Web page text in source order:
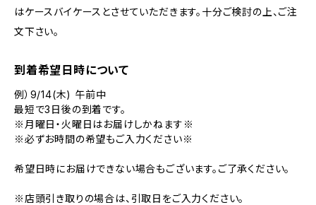
はケースバイケースとさせていただきます。十分ご検討の上、ご注
文下さい。
到着希望日時について
例）9/14(木) 午前中
最短で3日後の到着です。
※月曜日・火曜日はお届けしかねます※
※必ずお時間の希望もご入力ください※
希望日時にお届けできない場合もございます。ご了承ください。
※店頭引き取りの場合は、引取日をご入力ください。